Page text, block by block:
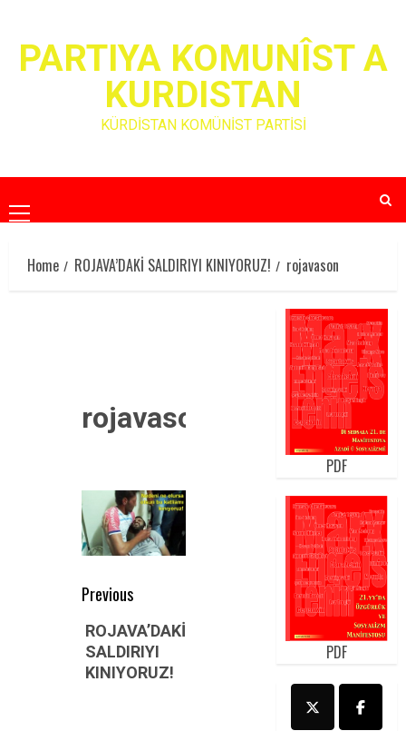
contentPARTIYA KOMUNÎST A
KURDISTAN
KÜRDİSTAN KOMÜNİST PARTİSİ
Primary
Menu
Home
ROJAVA’DAKİ SALDIRIYI KINIYORUZ! rojavason
rojavason
Post
navigation
Previous
Previous
post:
ROJAVA’DAKİ
SALDIRIYI
KINIYORUZ!
PDF
PDF